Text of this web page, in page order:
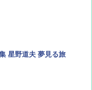
星野道夫 夢見る旅